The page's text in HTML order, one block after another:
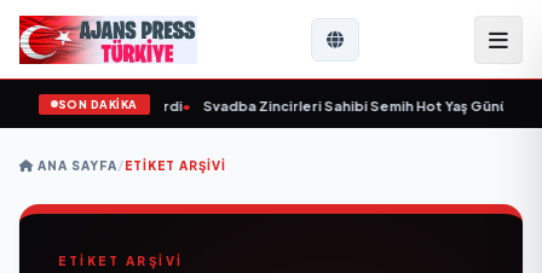
SON DAKİKA
yaşında yaşamını yitirdi• Svadba Zincirleri Sahibi Semih Hot Yaş Gününü
ANA SAYFA/ETIKET ARŞIVI
ETİKET ARŞİVİ